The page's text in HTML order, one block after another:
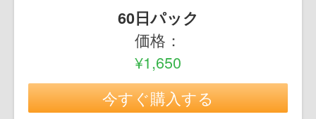
60日パック
価格：
¥1,650
今すぐ購入する